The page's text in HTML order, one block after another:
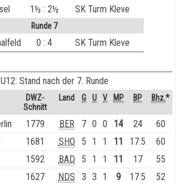
1½ : 2½ SK Turm Kleve
Runde 7
0 : 4 SK Turm Kleve
Stand nach der 7. Runde
DWZ-
Schnitt
Land G U V MP BP Bhz.*
1779 BER 7 0 0 14 24
60
1681 SHO 5 1 1 11 17.5
60
1592 BAD 5 1 1 11 17
55
1627 NDS 3 3 1 9 17.5
52